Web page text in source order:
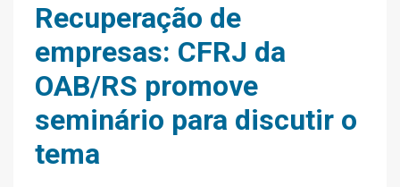
Recuperação de
empresas: CFRJ da
OAB/RS promove
seminário para discutir o
tema